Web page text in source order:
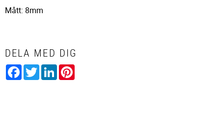
Mått: 8mm
DELA MED DIG
Facebook
TwitterLinkedIn